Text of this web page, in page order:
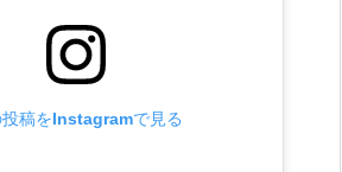
投稿をInstagramで見る